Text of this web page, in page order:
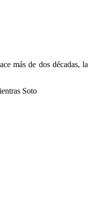
más de dos décadas, la
Soto